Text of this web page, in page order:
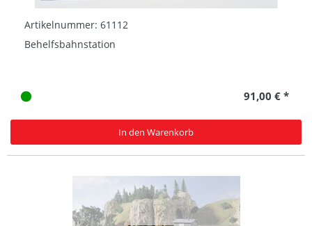
Artikelnummer: 61112
Behelfsbahnstation
91,00 € *
In den Warenkorb